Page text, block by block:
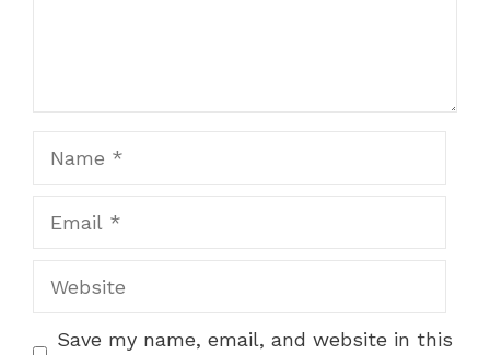
Save my name, email, and website in this